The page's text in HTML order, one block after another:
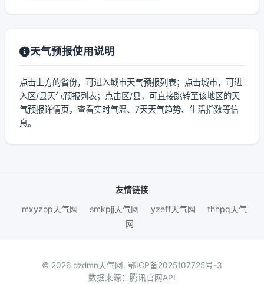
天气预报使用说明
点击上方的省份，可进入城市天气预报列表；点击城市，可进
入区/县天气预报列表；点击区/县，可直接跳转至该地区的天
气预报详情页，查看实时气温、7天天气趋势、生活指数等信
息。
友情链接
mxyzop天气网
smkpjj天气网 yzeff天气网
thhpq天气
网
© 2026 dzdmn天气网. 鄂ICP备2025107725号-3
数据来源：腾讯官网API